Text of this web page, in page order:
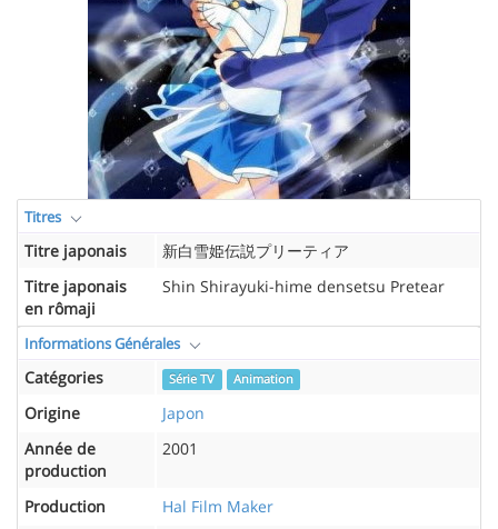
Titres
Titre japonais
新白雪姫伝説プリーティア
Titre japonais
en rômaji
Shin Shirayuki-hime densetsu Pretear
Informations Générales
Catégories Série TV Animation
Origine
Japon
Année de
production
2001
Production
Hal Film Maker